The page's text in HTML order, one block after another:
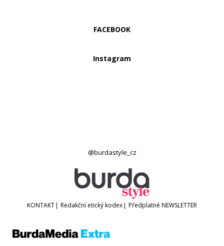
FACEBOOK
Instagram
@burdastyle_cz
KONTAKT| Redakční etický kodex| Předplatné NEWSLETTER